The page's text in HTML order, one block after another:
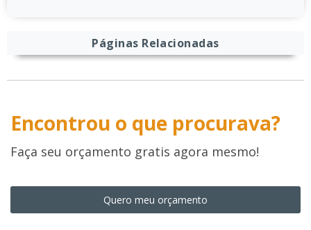
Páginas Relacionadas
Encontrou o que procurava?
Faça seu orçamento gratis agora mesmo!
Quero meu orçamento